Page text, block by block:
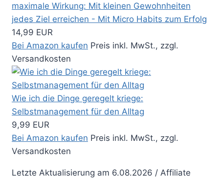
maximale Wirkung: Mit kleinen Gewohnheiten
jedes Ziel erreichen - Mit Micro Habits zum Erfolg
14,99 EUR
Bei Amazon kaufen Preis inkl. MwSt., zzgl.
Versandkosten
Wie ich die Dinge geregelt kriege:
Selbstmanagement für den Alltag
9,99 EUR
Bei Amazon kaufen Preis inkl. MwSt., zzgl.
Versandkosten
Letzte Aktualisierung am 6.08.2026 / Affiliate